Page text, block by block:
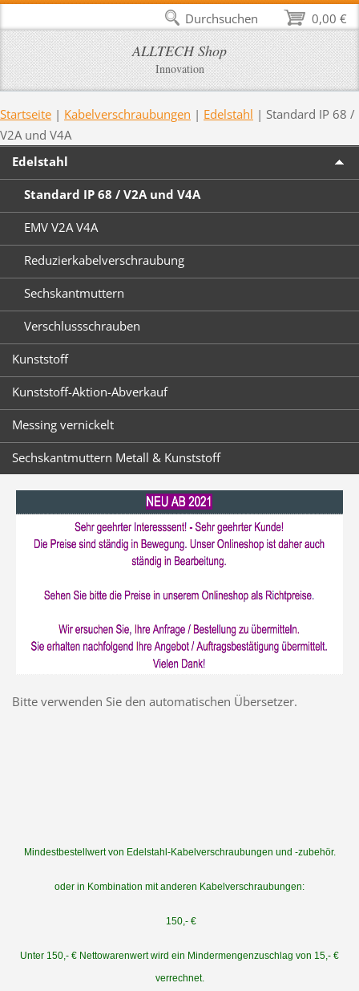
ALLTECH Shop
Innovation
Startseite | Kabelverschraubungen | Edelstahl | Standard IP 68 /
V2A und V4A
Edelstahl
Standard IP 68 / V2A und V4A
EMV V2A V4A
Reduzierkabelverschraubung
Sechskantmuttern
Verschlussschrauben
Kunststoff
Kunststoff-Aktion-Abverkauf
Messing vernickelt
Sechskantmuttern Metall & Kunststoff
Bitte verwenden Sie den automatischen Übersetzer.
Mindestbestellwert von Edelstahl-Kabelverschraubungen und -zubehör.
oder in Kombination mit anderen Kabelverschraubungen:
150,- €
Unter 150,- € Nettowarenwert wird ein Mindermengenzuschlag von 15,- €
verrechnet.
0,00 €
Durchsuchen